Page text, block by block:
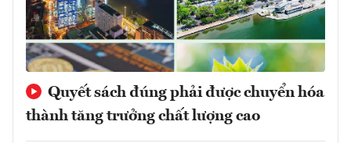
Quyết sách đúng phải được chuyển hóa
thành tăng trưởng chất lượng cao